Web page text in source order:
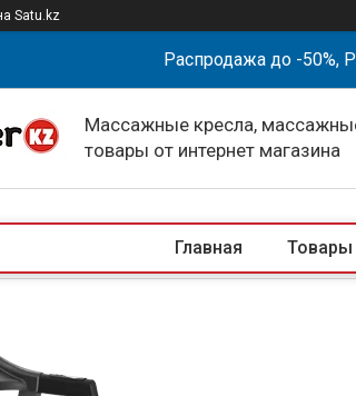
Satu.kz
Распродажа до -50%,
Массажные кресла,
товары от интернет магазина
Главная Товары